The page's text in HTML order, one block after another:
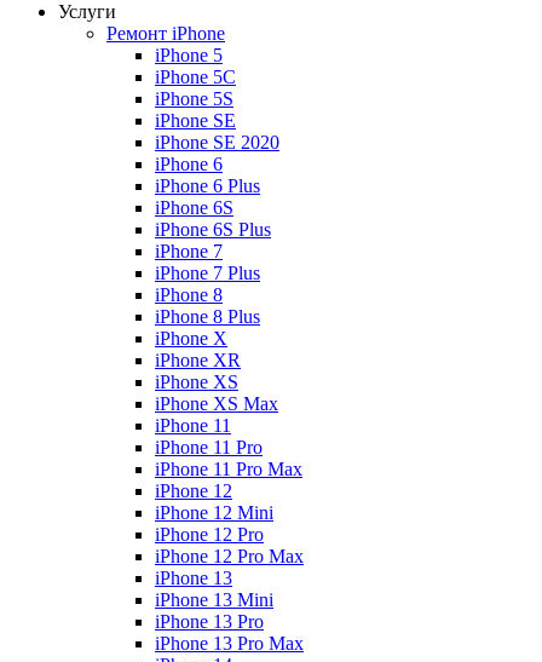
Услуги
Ремонт iPhone
iPhone 5
iPhone 5C
iPhone 5S
iPhone SE
iPhone SE 2020
iPhone 6
iPhone 6 Plus
iPhone 6S
iPhone 6S Plus
iPhone 7
iPhone 7 Plus
iPhone 8
iPhone 8 Plus
iPhone X
iPhone XR
iPhone XS
iPhone XS Max
iPhone 11
iPhone 11 Pro
iPhone 11 Pro Max
iPhone 12
iPhone 12 Mini
iPhone 12 Pro
iPhone 12 Pro Max
iPhone 13
iPhone 13 Mini
iPhone 13 Pro
iPhone 13 Pro Max